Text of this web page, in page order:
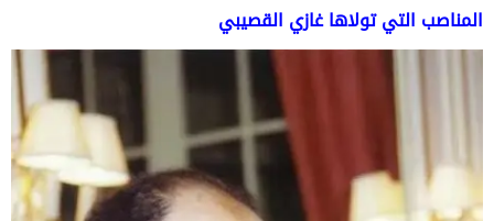
المناصب التي تولاها غازي القصيبي